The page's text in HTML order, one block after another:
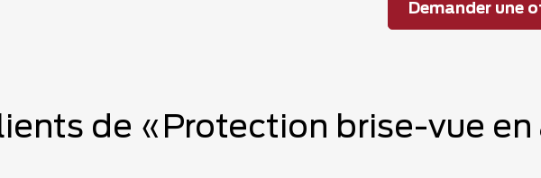
Demander une
de «Protection brise-vue